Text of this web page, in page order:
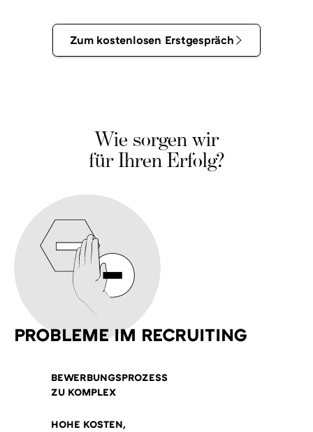
Zum
kostenlosen
Zum kostenlosen Erstgespräch
Wie sorgen wir
für Ihren Erfolg?
PROBLEME IM RECRUITING
BEWERBUNGSPROZESS
ZU KOMPLEX
HOHE KOSTEN,